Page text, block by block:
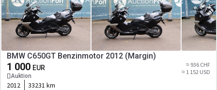
BMW C650GT Benzinmotor 2012 (Margin)
1 000 EUR
Auktion
≈ 936 CHF
≈ 1 152 USD
2012
33231 km